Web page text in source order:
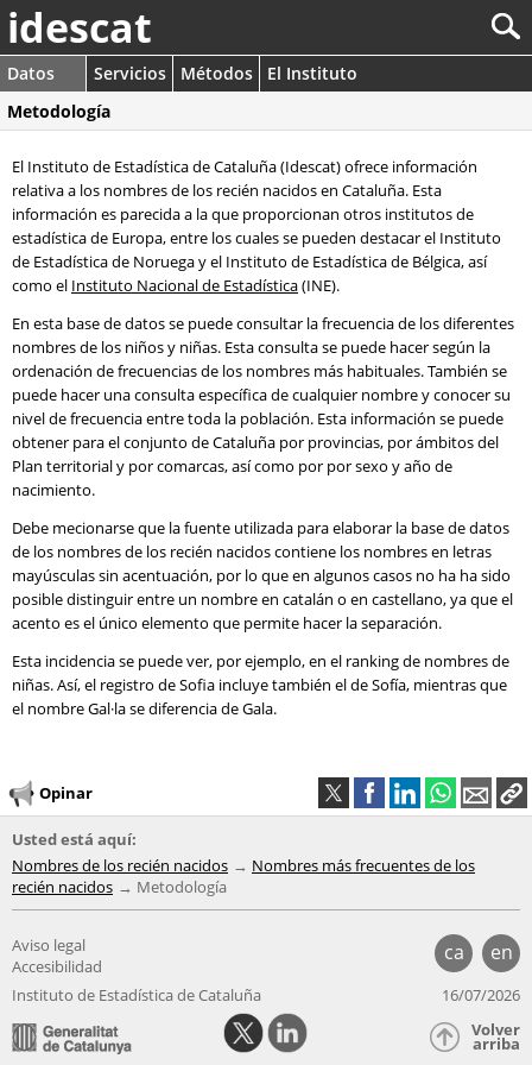
idescat
Datos Servicios Métodos
El Instituto
Metodología
El Instituto de Estadística de Cataluña (Idescat) ofrece información
relativa a los nombres de los recién nacidos en Cataluña. Esta
información es parecida a la que proporcionan otros institutos de
estadística de Europa, entre los cuales se pueden destacar el Instituto
de Estadística de Noruega y el Instituto de Estadística de Bélgica, así
como el Instituto Nacional de Estadística(INE).
En esta base de datos se puede consultar la frecuencia de los diferentes
nombres de los niños y niñas. Esta consulta se puede hacer según la
ordenación de frecuencias de los nombres más habituales. También se
puede hacer una consulta específica de cualquier nombre y conocer su
nivel de frecuencia entre toda la población. Esta información se puede
obtener para el conjunto de Cataluña por provincias, por ámbitos del
Plan territorial y por comarcas, así como por por sexo y año de
nacimiento.
Debe mecionarse que la fuente utilizada para elaborar la base de datos
de los nombres de los recién nacidos contiene los nombres en letras
mayúsculas sin acentuación, por lo que en algunos casos no ha ha sido
posible distinguir entre un nombre en catalán o en castellano, ya que el
acento es el único elemento que permite hacer la separación.
Esta incidencia se puede ver, por ejemplo, en el ranking de nombres de
niñas. Así, el registro de Sofia incluye también el de Sofía, mientras que
el nombre Gal·la se diferencia de Gala.
Opinar
Usted está aquí:
Nombres de los recién nacidos
Nombres más frecuentes de los
recién nacidos
Metodología
ca en
Aviso legal
Accesibilidad
Instituto de Estadística de Cataluña
16/07/2026
Volver
arriba